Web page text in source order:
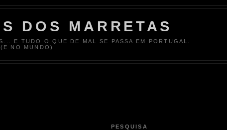
DOS MARRETAS
E TUDO O QUE DE MAL SE PASSA EM PORTUGAL.
(E NO MUNDO)
PESQUISA